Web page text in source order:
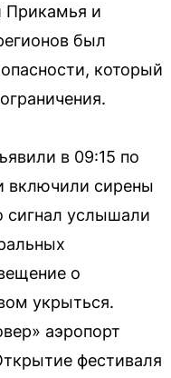
Прикамья и
был
который
в 09:15 по
включили сирены
сигнал услышали
о
укрыться.
аэропорт
фестиваля